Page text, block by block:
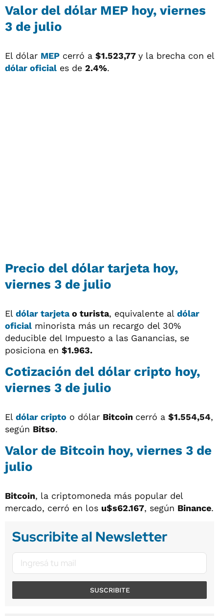
Valor del dólar MEP hoy, viernes
3 de julio
El dólar MEP cerró a $1.523,77 y la brecha con el
dólar oficial es de 2.4%.
Precio del dólar tarjeta hoy,
viernes 3 de julio
El dólar tarjetao turista, equivalente al dólar
oficial minorista más un recargo del 30%
deducible del Impuesto a las Ganancias, se
posiciona en $1.963.
Cotización del dólar cripto hoy,
viernes 3 de julio
El dólar cripto o dólar Bitcoin cerró a $1.554,54,
según Bitso.
Valor de Bitcoin hoy, viernes 3 de
julio
Bitcoin, la criptomoneda más popular del
mercado, cerró en los u$s62.167, según Binance.
Suscribite al Newsletter
SUSCRIBITE